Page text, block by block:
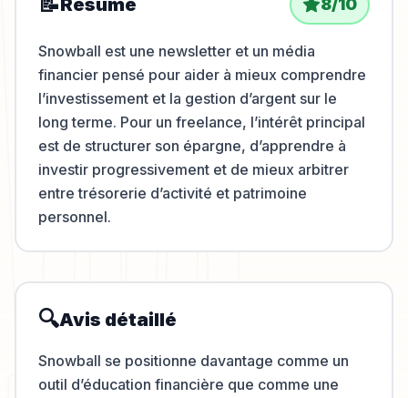
Résumé 8/10
Snowball est une newsletter et un média
financier pensé pour aider à mieux comprendre
l’investissement et la gestion d’argent sur le
long terme. Pour un freelance, l’intérêt principal
est de structurer son épargne, d’apprendre à
investir progressivement et de mieux arbitrer
entre trésorerie d’activité et patrimoine
personnel.
🔍Avis détaillé
Snowball se positionne davantage comme un
outil d’éducation financière que comme une